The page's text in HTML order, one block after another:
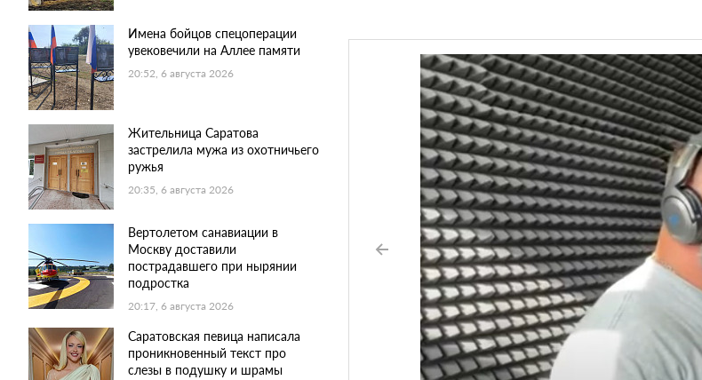
Имена бойцов спецоперации
увековечили на Аллее памяти
20:52, 6 августа 2026
Жительница Саратова
застрелила мужа из охотничьего
ружья
20:35, 6 августа 2026
Вертолетом санавиации в
Москву доставили
пострадавшего при нырянии
подростка
20:17, 6 августа 2026
Саратовская певица написала
проникновенный текст про
слезы в подушку и шрамы